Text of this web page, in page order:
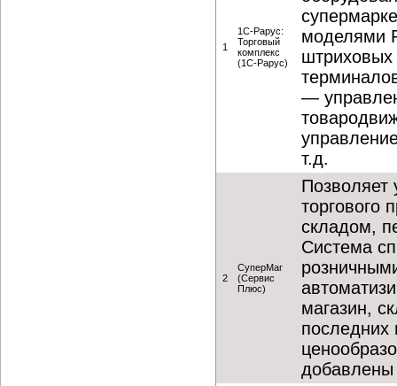
1
1С-Рарус:
Торговый
комплекс
(1С-Рарус)
моделями
штриховых
—
т.д.
2
СуперМаг
(Сервис
Плюс)
Позволяет
торгового
складом,
Система
магазин,
последних
добавлены